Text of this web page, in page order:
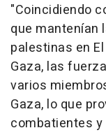
"Coincidiendo
que mantenían
palestinas en
Gaza, las
varios
Gaza, lo que
combatientes